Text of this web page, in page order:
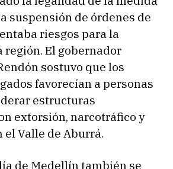
suspensión de órdenes de
riesgos para la
región. El gobernador
sostuvo que los
favorecían a personas
estructuras
extorsión, narcotráfico y
el Valle de Aburrá.
de Medellín también se